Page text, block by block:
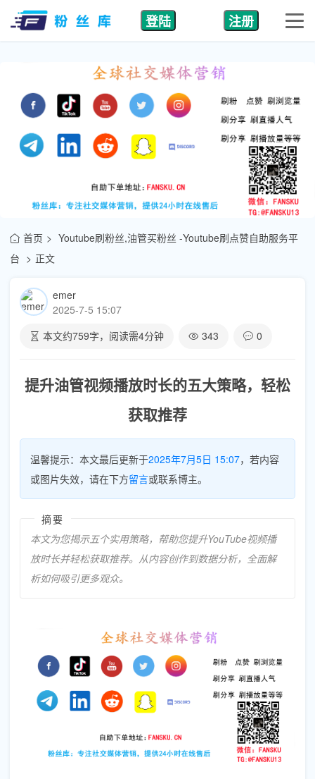
登陆 注册
首页
Youtube刷粉丝,油管买粉丝 -Youtube刷点赞自助服务平
台
正文
emer
2025-7-5 15:07
本文约759字，阅读需4分钟 343 0
提升油管视频播放时长的五大策略，轻松
获取推荐
温馨提示：本文最后更新于2025年7月5日 15:07，若内容
或图片失效，请在下方留言或联系博主。
摘要
本文为您揭示五个实用策略，帮助您提升YouTube视频播
放时长并轻松获取推荐。从内容创作到数据分析，全面解
析如何吸引更多观众。